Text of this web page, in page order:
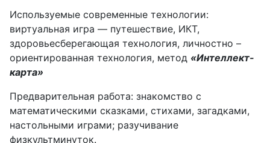
Используемые современные технологии:
виртуальная игра — путешествие, ИКТ,
здоровьесберегающая технология, личностно –
ориентированная технология, метод «Интеллект-
карта»
Предварительная работа: знакомство с
математическими сказками, стихами, загадками,
настольными играми; разучивание
физкультминуток.